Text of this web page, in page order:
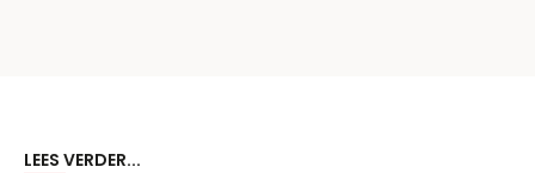
LEES VERDER...